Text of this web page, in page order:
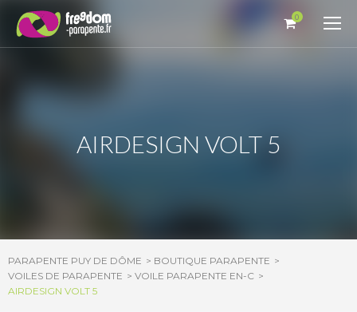
0
AIRDESIGN VOLT 5
PARAPENTE PUY DE DÔME
BOUTIQUE PARAPENTE
VOILES DE PARAPENTE
VOILE PARAPENTE EN-C
AIRDESIGN VOLT 5